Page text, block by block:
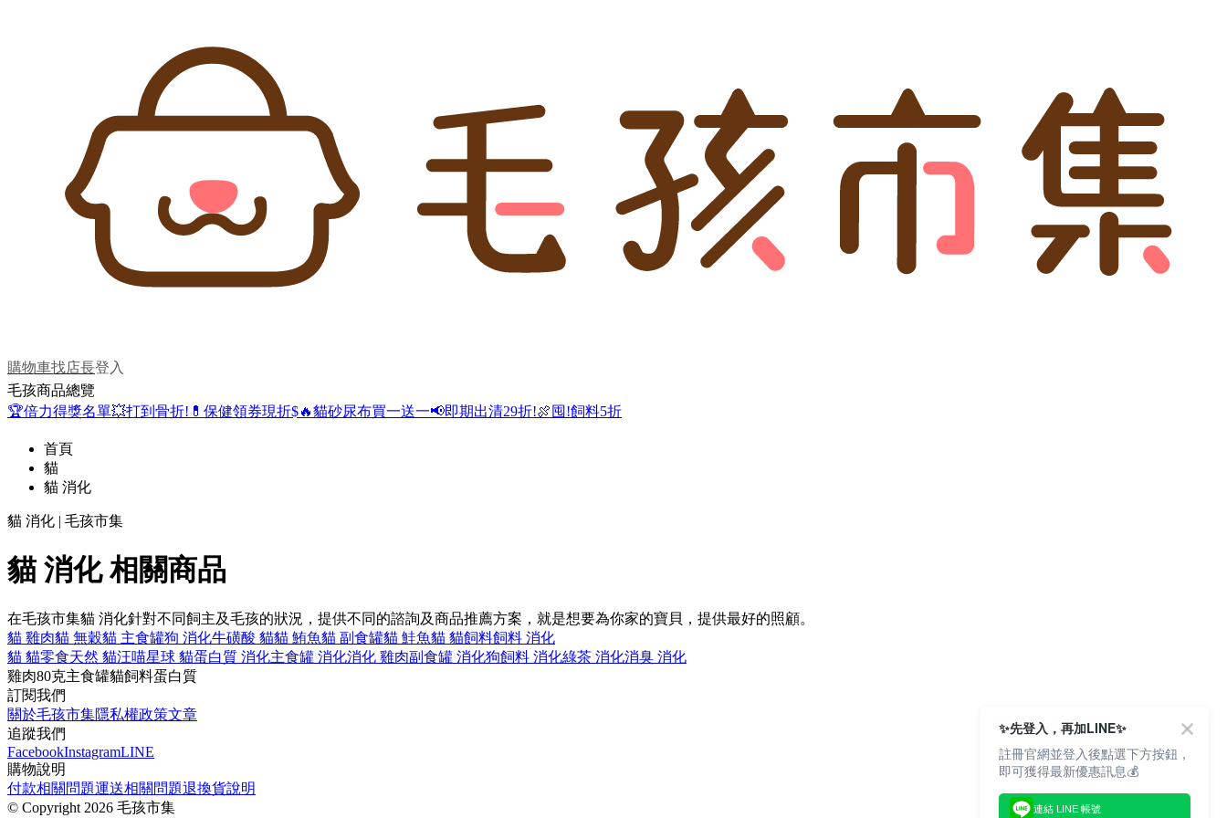
購物車找店長登入
毛孩商品總覽
🏆倍力得獎名單💥打到骨折! 💊保健領券現折$🔥貓砂尿布買一送一📢即期出清29折!🍖囤!飼料5折
首頁
貓
貓 消化
貓 消化 | 毛孩市集
貓 消化 相關商品
在毛孩市集貓 消化針對不同飼主及毛孩的狀況，提供不同的諮詢及商品推薦方案，就是想要為你家的寶貝，提供最好的照顧。
貓 雞肉貓 無穀貓 主食罐狗 消化牛磺酸 貓貓 鮪魚貓 副食罐貓 鮭魚貓 貓飼料飼料 消化
貓 貓零食天然 貓汪喵星球 貓蛋白質 消化主食罐 消化消化 雞肉副食罐 消化狗飼料 消化綠茶 消化消臭 消化
雞肉80克主食罐貓飼料蛋白質
訂閱我們
關於毛孩市集隱私權政策文章
追蹤我們
FacebookInstagramLINE
購物說明
付款相關問題運送相關問題退換貨說明
© Copyright 2026 毛孩市集
✨先登入，再加LINE✨
註冊官網並登入後點選下方按鈕，
即可獲得最新優惠訊息💰
連結 LINE 帳號